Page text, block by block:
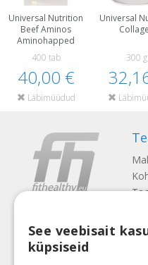
Universal Nutrition
Beef Aminos
Aminohapped
400 tab
40,00 €
Läbimüüdud
Universal
300 g
See veebisait
küpsiseid